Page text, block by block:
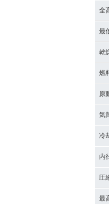
全
最
乾
燃
原
気
冷
内
圧
最